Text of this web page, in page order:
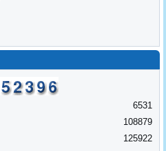
6531
108879
125922